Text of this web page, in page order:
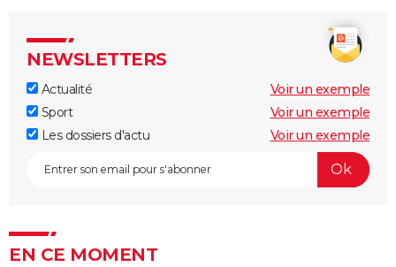
NEWSLETTERS
Actualité
Voir un exemple
Sport
Voir un exemple
Les dossiers d'actu
Voir un exemple
EN CE MOMENT